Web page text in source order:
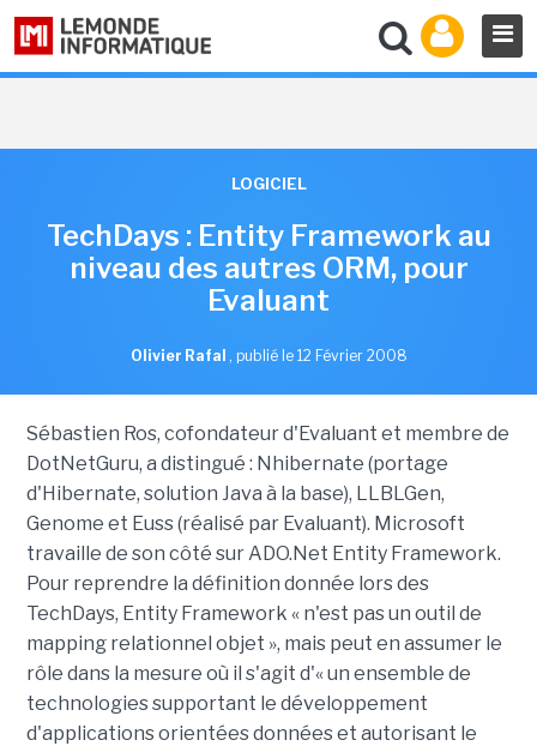
LOGICIEL
TechDays : Entity Framework au
niveau des autres ORM, pour
Evaluant
Olivier Rafal , publié le 12 Février 2008
Sébastien Ros, cofondateur d'Evaluant et membre de
DotNetGuru, a distingué : Nhibernate (portage
d'Hibernate, solution Java à la base), LLBLGen,
Genome et Euss (réalisé par Evaluant). Microsoft
travaille de son côté sur ADO.Net Entity Framework.
Pour reprendre la définition donnée lors des
TechDays, Entity Framework « n'est pas un outil de
mapping relationnel objet », mais peut en assumer le
rôle dans la mesure où il s'agit d'« un ensemble de
technologies supportant le développement
d'applications orientées données et autorisant le